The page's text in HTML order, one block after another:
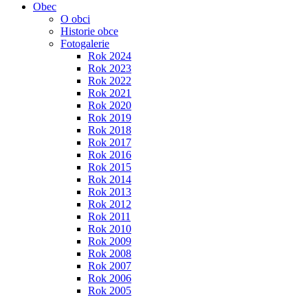
Obec
O obci
Historie obce
Fotogalerie
Rok 2024
Rok 2023
Rok 2022
Rok 2021
Rok 2020
Rok 2019
Rok 2018
Rok 2017
Rok 2016
Rok 2015
Rok 2014
Rok 2013
Rok 2012
Rok 2011
Rok 2010
Rok 2009
Rok 2008
Rok 2007
Rok 2006
Rok 2005